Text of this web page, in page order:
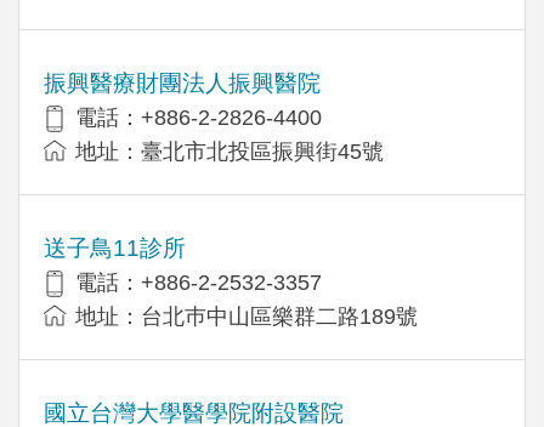
振興醫療財團法人振興醫院
電話：+886-2-2826-4400
地址：臺北市北投區振興街45號
送子鳥11診所
電話：+886-2-2532-3357
地址：台北巿中山區樂群二路189號
國立台灣大學醫學院附設醫院